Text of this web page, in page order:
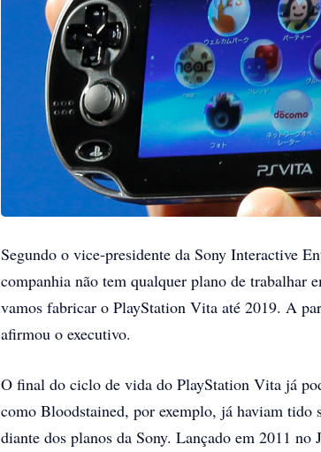
Segundo o vice-presidente da Sony Interactive
companhia não tem qualquer plano de trabalhar
vamos fabricar o PlayStation Vita até 2019. A
afirmou o executivo.
O final do ciclo de vida do PlayStation Vita já
como Bloodstained, por exemplo, já haviam tido
diante dos planos da Sony. Lançado em 2011 no